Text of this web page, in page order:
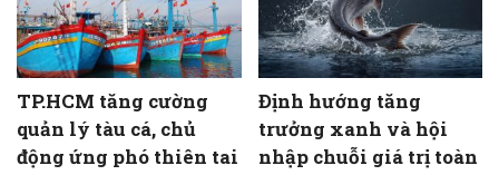
TP.HCM tăng cường
quản lý tàu cá, chủ
động ứng phó thiên tai
Định hướng tăng
trưởng xanh và hội
nhập chuỗi giá trị toàn